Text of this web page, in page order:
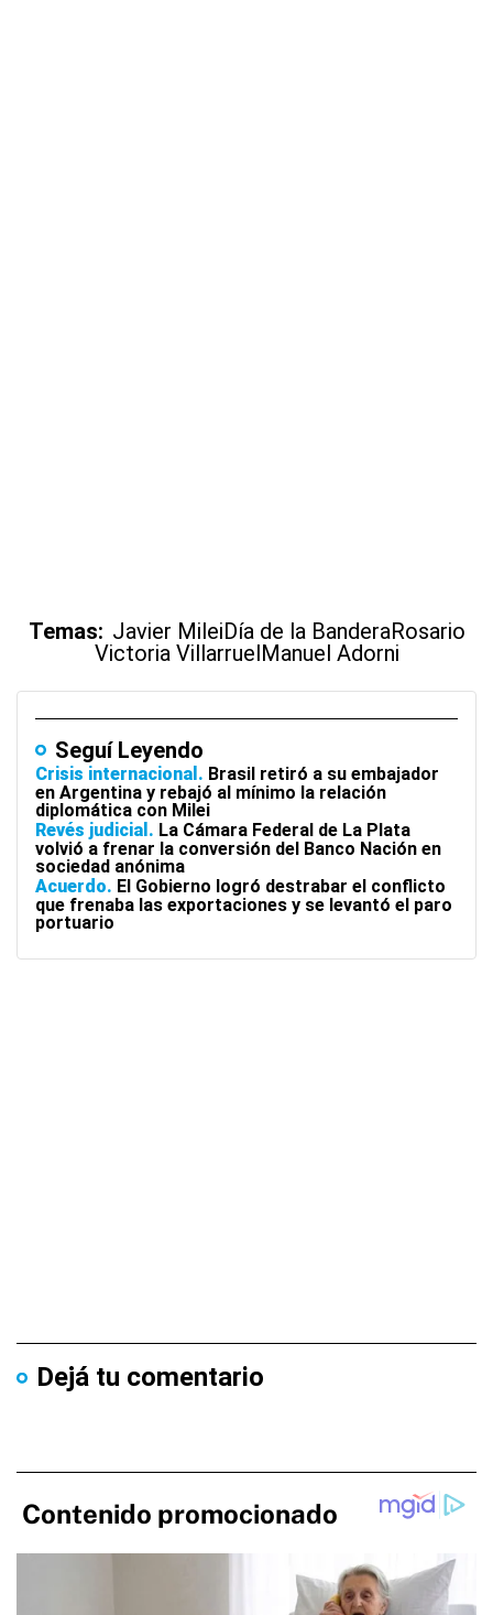
Temas: Javier MileiDía de la BanderaRosario
Victoria VillarruelManuel Adorni
Seguí Leyendo
Crisis internacional
Brasil retiró a su embajador
en Argentina y rebajó al mínimo la relación
diplomática con Milei
Revés judicial
La Cámara Federal de La Plata
volvió a frenar la conversión del Banco Nación en
sociedad anónima
Acuerdo El Gobierno logró destrabar el conflicto
que frenaba las exportaciones y se levantó el paro
portuario
Dejá tu comentario